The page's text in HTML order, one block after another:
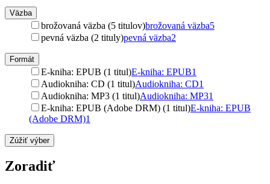
Väzba
brožovaná väzba (5 titulov)brožovaná väzba5
pevná väzba (2 tituly)pevná väzba2
Formát
E-kniha: EPUB (1 titul)E-kniha: EPUB1
Audiokniha: CD (1 titul)Audiokniha: CD1
Audiokniha: MP3 (1 titul)Audiokniha: MP31
E-kniha: EPUB (Adobe DRM) (1 titul)E-kniha: EPUB
(Adobe DRM)1
Zúžiť výber
Zoradiť